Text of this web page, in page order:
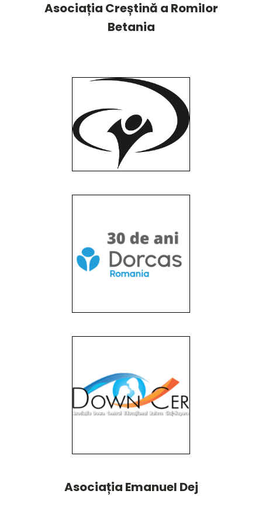
Asociația Creștină a Romilor
Betania
Asociația Emanuel Dej